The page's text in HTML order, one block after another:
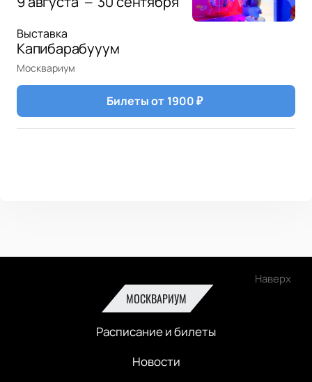
Выставка
Капибарабууум
Москвариум
Билеты от 1900₽
Наверх
МОСКВАРИУМ
Расписание и билеты
Новости